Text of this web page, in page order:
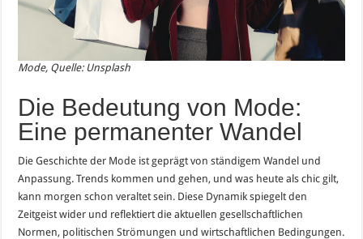
Mode, Quelle: Unsplash
Die Bedeutung von Mode:
Eine permanenter Wandel
Die Geschichte der Mode ist geprägt von ständigem Wandel und
Anpassung. Trends kommen und gehen, und was heute als chic gilt,
kann morgen schon veraltet sein. Diese Dynamik spiegelt den
Zeitgeist wider und reflektiert die aktuellen gesellschaftlichen
Normen, politischen Strömungen und wirtschaftlichen Bedingungen.